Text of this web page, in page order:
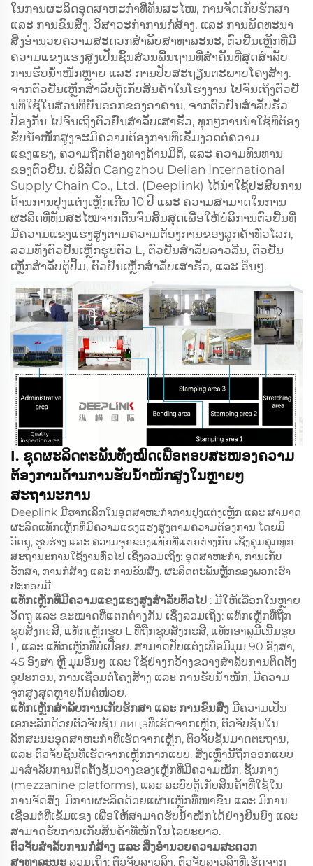
ໃນການຜະລິດອຸດສາຫະກຳທີ່ທັນສະໄໝ, ການຈັດເກັບຮັກສາ
ແລະ ການຂົນສົ່ງ, ວິສາວະກຳການກໍ່ສ້າງ, ແລະ ການພັດທະນາ
ສິ່ງອຳນວຍຄວາມສະດວກສຳລັບສາທາລະນະ, ຕົວຢື້ນເຫຼັກທີ່ມີ
ຄວາມແຂງແຮງສູງເປັນຊິ້ນສ່ວນພື້ນຖານທີ່ສຳຄັນທີ່ສຸດສຳລັບ
ການຮັບນ້ຳໜັກຫຼາຍ ແລະ ການປັບສະຖຽນຕະພາບໂຄງສ້າງ.
ຈາກຕົວຢື້ນເຫຼັກສຳລັບຕູ້ເກັບສິນຄ້າໃນໂຮງງານ ໄປຈົນເຖິງຕົວຢື້
ນທີ່ໃຊ້ໃນສ່ວນທີ່ຍື່ນອອກຂອງອາຄານ, ຈາກຕົວຢື້ນສຳລັບຮັ້ວ
ປ້ອງກັນ ໄປຈົນເຖິງຕົວຢື້ນສຳລັບເສາຮັ້ວ, ທຸກໆການນຳໃຊ້ທີ່ຕ້ອງ
ຮັບນ້ຳໜັກສູງຈະມີຄວາມຕ້ອງການທີ່ເຂັ້ມງວດຕໍ່ຄວາມ
ແຂງແຮງ, ຄວາມຖືກຕ້ອງທາງດ້ານມິຕິ, ແລະ ຄວາມທົນທານ
ຂອງຕົວຢື້ນ. ບໍລິສັດ Cangzhou Delian International
Supply Chain Co., Ltd. (Deeplink) ໄດ້ນຳໃຊ້ປະສົບການ
ດ້ານການປຸງແຕ່ງເຫຼັກເກີນ 10 ປີ ແລະ ຄວາມສາມາດໃນການ
ຜະລິດທີ່ທັນສະໄໝຈາກຕົ້ນຈົນສິ້ນສຸດເພື່ອໃຫ້ບໍລິການຕົວຢື້ນທີ່
ມີຄວາມແຂງແຮງສູງຕາມຄວາມຕ້ອງການຂອງລູກຄ້າທົ່ວໂລກ,
ລວມທັງຕົວຢື້ນເຫຼັກຮູບຕົວ L, ຕົວຢື້ນສຳລັບລາວລີນ, ຕົວຢື້ນ
ເຫຼັກສຳລັບຕູ້ປຶ້ມ, ຕົວຢື້ນເຫຼັກສຳລັບເສາຮັ້ວ, ແລະ ອື່ນໆ.
I. ຊຸດຜະລິດຕະພັນທັງໝົດເພື່ອຕອບສະໜອງຄວາມ
ຕ້ອງການດ້ານການຮັບນ້ຳໜັກສູງໃນຫຼາຍໆ
ສະຖານະການ
Deeplink ມີຮາກເລິກໃນອຸດສາຫະກຳການປຸງແຕ່ງເຫຼັກ ແລະ ສາມາດ
ຜະລິດແທັກເຫຼັກທີ່ມີຄວາມແຂງແຮງສູງຕາມຄວາມຕ້ອງການ ໂດຍມີ
ວັດຖຸ, ຮູບຮ່າງ ແລະ ຄວາມຈຸກຂອງແທັກທີ່ແຕກຕ່າງກັນ ເຊິ່ງຄຸມຄຸມທຸກ
ສະຖານະການໃຊ້ງານທົ່ວໄປ ເຊິ່ງລວມເຖິງ: ອຸດສາຫະກຳ, ການເກັບ
ຮັກສາ, ການກໍ່ສ້າງ ແລະ ການຂົນສົ່ງ. ຜະລິດຕະພັນຫຼັກຂອງພວກເຮົາ
ປະກອບມີ:
ແທັກເຫຼັກທີ່ມີຄວາມແຂງແຮງສູງສຳລັບທົ່ວໄປ : ມີໃຫ້ເລືອກໃນຫຼາຍ
ວັດຖຸ ແລະ ຂະໜາດທີ່ແຕກຕ່າງກັນ ເຊິ່ງລວມເຖິງ: ແທັກເຫຼັກທີ່ຖືກ
ຊຸບສັງกะສີ, ແທັກເຫຼັກຮູບ L ທີ່ຖືກຊຸບສັງກະສີ, ແທັກອາລູມີເນີ້ມຮູບ
L, ແລະ ແທັກເຫຼັກທີ່ບໍ່ເປື່ອຍ. ສາມາດປັບແຕ່ງເພື່ອມີມຸມ 90 ອົງສາ,
45 ອົງສາ ຫຼື ມຸມອື່ນໆ ແລະ ໃຊ້ຢ່າງກວ້າງຂວາງສຳລັບການຕິດຕັ້ງ
ອຸປະກອນ, ການເຊື່ອມຕໍ່ໂຄງສ້າງ ແລະ ການຮັບນ້ຳໜັກ, ມີຄວາມ
ຈຸກສູງສຸດຫຼາຍຕັນຕໍ່ໜ່ວຍ.
ແທັກເຫຼັກສຳລັບການເກັບຮັກສາ ແລະ ການຂົນສົ່ງ ມີຄວາມເປັນ
ເອກະລັກດ້ວຍຕົວຈັບຊັ້ນ лицаທີ່ເຮັດຈາກເຫຼັກ, ຕົວຈັບຊັ້ນໃນ
ລັກສະນະອຸດສາຫະກຳທີ່ເຮັດຈາກເຫຼັກ, ຕົວຈັບຊັ້ນມາດຕະຖານ,
ແລະ ຕົວຈັບຊັ້ນທີ່ເຮັດຈາກເຫຼັກກາກແບບ. ສິ່ງເຫຼົ່ານີ້ຖືກອອກແບບ
ມາສຳລັບການຕິດຕັ້ງຊັ້ນວາງຂອງເຫຼັກທີ່ມີຄວາມໜັກ, ຊັ້ນກາງ
(mezzanine platforms), ແລະ ລະບົບຕູ້ເກັບສິນຄ້າທີ່ໃຊ້ໃນ
ການຈັດສົ່ງ. ມີການຜະລິດດ້ວຍແຜ່ນເຫຼັກທີ່ໜາຂຶ້ນ ແລະ ມີການ
ເຊື່ອມຕໍ່ທີ່ເຂັ້ມແຂງ ເພື່ອໃຫ້ສາມາດຮັບນ້ຳໜັກໄດ້ຢ່າງຍືນຍົງ ແລະ
ສາມາດຮັບການເກັບສິນຄ້າທີ່ໜັກໃນໄລຍະຍາວ.
ຕົວຈັບສຳລັບການກໍ່ສ້າງ ແລະ ສິ່ງອຳນວຍຄວາມສະດວກ
ສາທາລະນະ ລວມເຖິງ: ຕົວຈັບລາວລິງ, ຕົວຈັບລາວລິງທີ່ເຮັດຈາກ